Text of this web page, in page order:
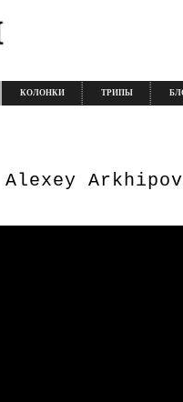
КОЛОНКИ ТРИПЫ
& Alexey